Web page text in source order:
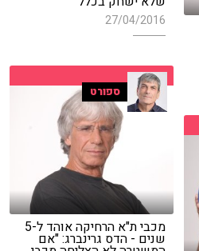
27/04/2016
ספורט
מכבי ת"א הרחיקה אוהד ל-5
שנים - הדס גרינברג: "אם